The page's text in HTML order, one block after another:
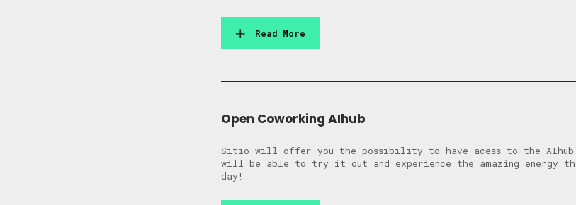
Read More
Open Coworking AIhub
Sitio will offer you the possibility to have acess to the AIhub
will be able to try it out and experience the amazing energy
day!